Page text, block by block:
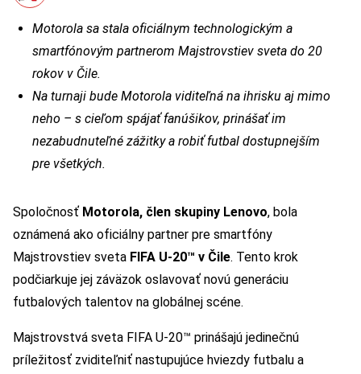
Motorola sa stala oficiálnym technologickým a
smartfónovým partnerom Majstrovstiev sveta do 20
rokov v Čile.
Na turnaji bude Motorola viditeľná na ihrisku aj mimo
neho – s cieľom spájať fanúšikov, prinášať im
nezabudnuteľné zážitky a robiť futbal dostupnejším
pre všetkých.
Spoločnosť Motorola, člen skupiny Lenovo, bola
oznámená ako oficiálny partner pre smartfóny
Majstrovstiev sveta FIFA U-20™ v Čile. Tento krok
podčiarkuje jej záväzok oslavovať novú generáciu
futbalových talentov na globálnej scéne.
Majstrovstvá sveta FIFA U-20™ prinášajú jedinečnú
príležitosť zviditeľniť nastupujúce hviezdy futbalu a